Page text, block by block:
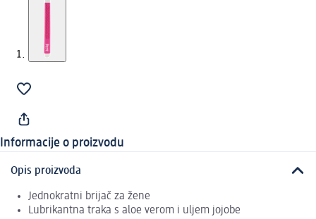
Informacije o proizvodu
Opis proizvoda
Jednokratni brijač za žene
Lubrikantna traka s aloe verom i uljem jojobe